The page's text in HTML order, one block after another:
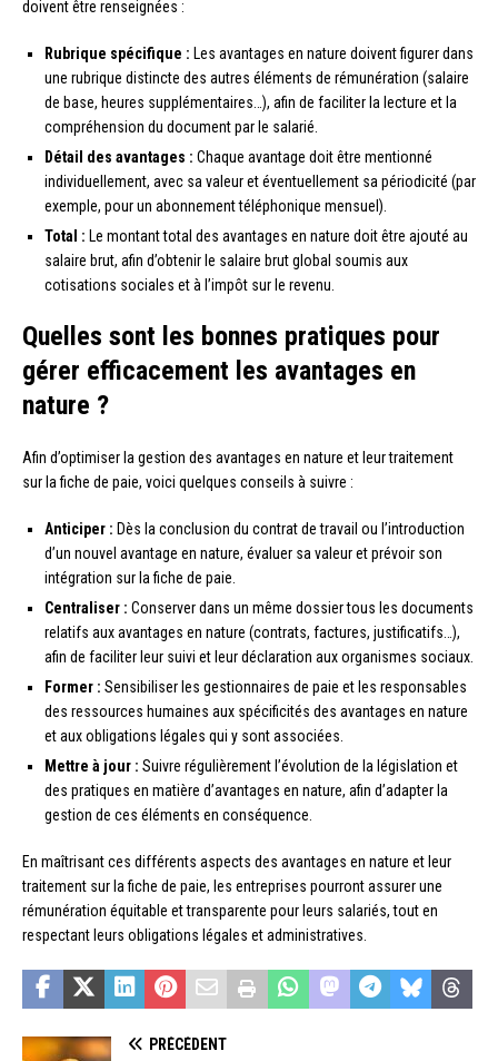
doivent être renseignées :
Rubrique spécifique : Les avantages en nature doivent figurer dans
une rubrique distincte des autres éléments de rémunération (salaire
de base, heures supplémentaires…), afin de faciliter la lecture et la
compréhension du document par le salarié.
Détail des avantages : Chaque avantage doit être mentionné
individuellement, avec sa valeur et éventuellement sa périodicité (par
exemple, pour un abonnement téléphonique mensuel).
Total : Le montant total des avantages en nature doit être ajouté au
salaire brut, afin d’obtenir le salaire brut global soumis aux
cotisations sociales et à l’impôt sur le revenu.
Quelles sont les bonnes pratiques pour
gérer efficacement les avantages en
nature ?
Afin d’optimiser la gestion des avantages en nature et leur traitement
sur la fiche de paie, voici quelques conseils à suivre :
Anticiper : Dès la conclusion du contrat de travail ou l’introduction
d’un nouvel avantage en nature, évaluer sa valeur et prévoir son
intégration sur la fiche de paie.
Centraliser : Conserver dans un même dossier tous les documents
relatifs aux avantages en nature (contrats, factures, justificatifs…),
afin de faciliter leur suivi et leur déclaration aux organismes sociaux.
Former : Sensibiliser les gestionnaires de paie et les responsables
des ressources humaines aux spécificités des avantages en nature
et aux obligations légales qui y sont associées.
Mettre à jour : Suivre régulièrement l’évolution de la législation et
des pratiques en matière d’avantages en nature, afin d’adapter la
gestion de ces éléments en conséquence.
En maîtrisant ces différents aspects des avantages en nature et leur
traitement sur la fiche de paie, les entreprises pourront assurer une
rémunération équitable et transparente pour leurs salariés, tout en
respectant leurs obligations légales et administratives.
PRÉCÉDENT